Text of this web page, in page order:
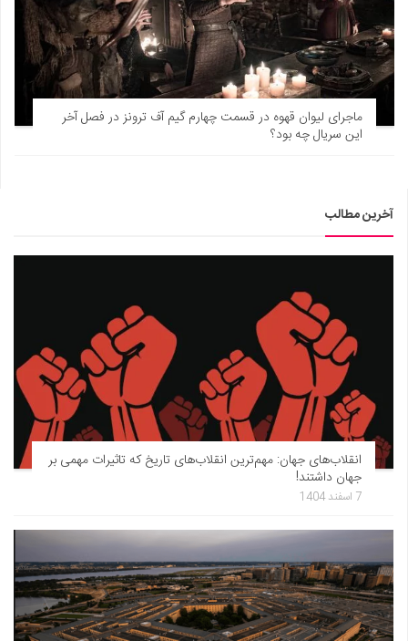
ماجرای لیوان قهوه در قسمت چهارم گیم آف ترونز در فصل آخر
این سریال چه بود؟
آخرین مطالب
انقلاب‌های جهان: مهم‌ترین انقلاب‌های تاریخ که تاثیرات مهمی بر
جهان داشتند!
7 اسفند 1404